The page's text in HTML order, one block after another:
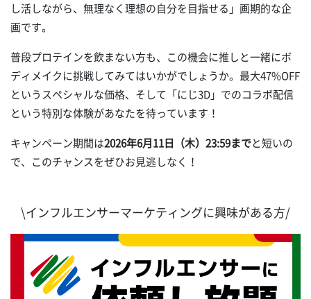
し活しながら、無理なく理想の自分を目指せる」画期的な企
画です。
普段プロテインを飲まない方も、この機会に推しと一緒にボ
ディメイクに挑戦してみてはいかがでしょうか。最大47%OFF
というスペシャルな価格、そして「にじ3D」でのコラボ配信
という特別な体験があなたを待っています！
キャンペーン期間は2026年6月11日（木）23:59までと短いの
で、このチャンスをぜひお見逃しなく！
\インフルエンサーマーケティングに興味がある方/